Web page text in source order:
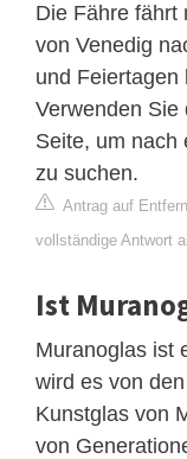
Die Fähre fährt
von Venedig
und Feiertagen
Verwenden Sie
Seite, um nach
zu suchen.
Antrag auf
vollständige Antwort
Ist
Muranoglas ist
wird es von
Kunstglas von
von